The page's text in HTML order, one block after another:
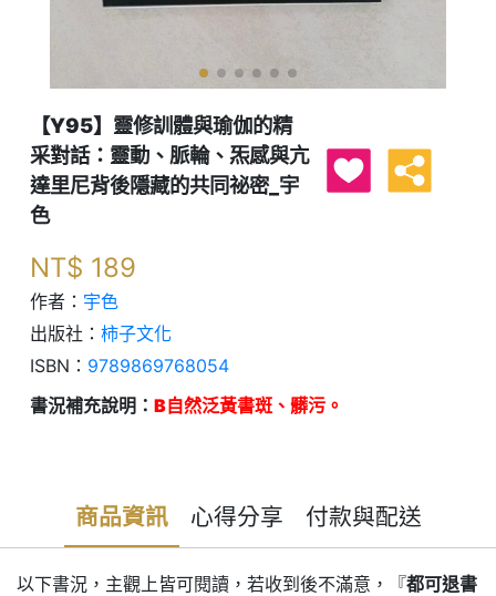
【Y95】靈修訓體與瑜伽的精
采對話：靈動、脈輪、炁感與亢
達里尼背後隱藏的共同祕密_宇
色
NT$ 189
作者： 宇色
出版社： 柿子文化
ISBN： 9789869768054
書況補充說明： B自然泛黃書斑、髒污。
商品資訊 心得分享 付款與配送
以下書況，主觀上皆可閱讀，若收到後不滿意，『都可退書